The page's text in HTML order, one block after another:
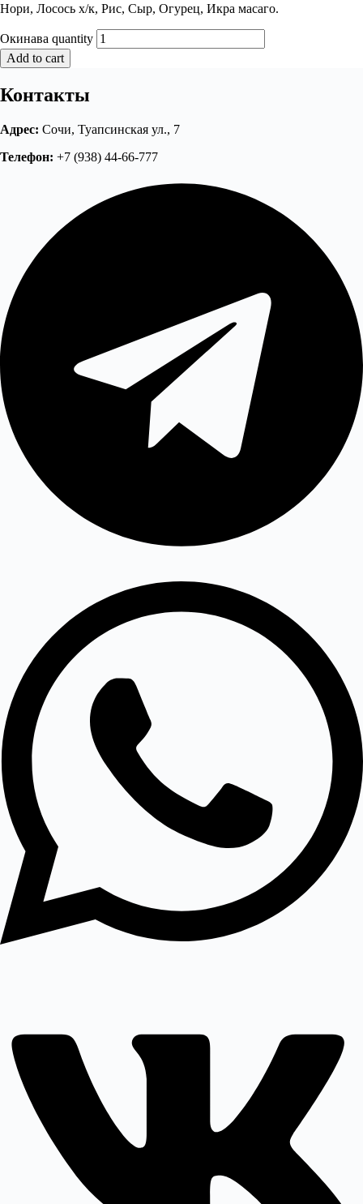
Нори, Лосось х/к, Рис, Сыр, Огурец, Икра масаго.
Окинава quantity
Add to cart
Контакты
Адрес: Сочи, Туапсинская ул., 7
Телефон: +7 (938) 44-66-777